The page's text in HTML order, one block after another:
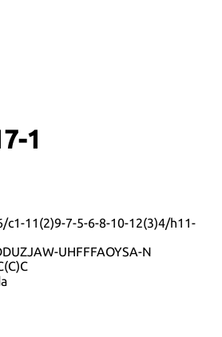
1
c1-11(2)9-7-5-6-8-10-12(3)4/h11-
UHFFFAOYSA-N